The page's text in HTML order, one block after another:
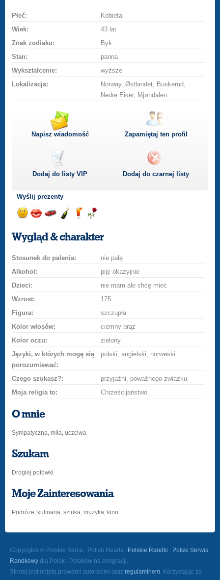
Płeć:
Kobieta
Wiek:
43 lat
Znak zodiaku:
Byk
Stan:
panna
Wykształcenie:
wyższe
Lokalizacja:
Norway, Østlandet, Buskerud,
Nedre Eiker, Mjøndalen
Napisz wiadomość Zapamiętaj ten profil
Dodaj do listyVIP Dodaj do czarnej listy
Wyślij prezenty
uśmiech
buziakasamochodem
szampana
drinka
różę
Wygląd & charakter
Stosunek do palenia:
nie palę
Alkohol:
piję okazyjnie
Dzieci:
nie mam ale chcę mieć
Wzrost:
175
Figura:
szczupła
Kolor włosów:
ciemny brąz
Kolor oczu:
zielony
Języki, w których mogę się
porozumiewać:
polski, angielski, norweski
Czego szukasz?:
przyjaźni, poważnego związku
Moja religia to:
Chrześcijaństwo
O mnie
Sympatyczna, miła, uczciwa
Szukam
Drogiej połówki
Moje Zainteresowania
Podróże, kulinaria, sztuka, muzyka, kino
Copyrights © Polskie Serca : Polish Hearts : Polskie Randki : Polski Serwis
Randkowy dla Polek i Polaków na emigracji.
Strona jest objęta prawami autorskimi oraz regulaminem. Korzystając ze